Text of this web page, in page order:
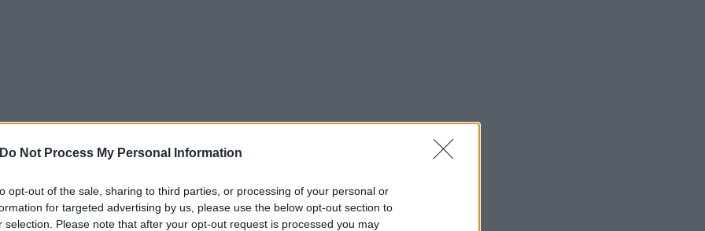
Do Not Process My Personal Information
opt-out of the sale, sharing to third parties, or processing of your personal or
for targeted advertising by us, please use the below opt-out section to
selection. Please note that after your opt-out request is processed you may